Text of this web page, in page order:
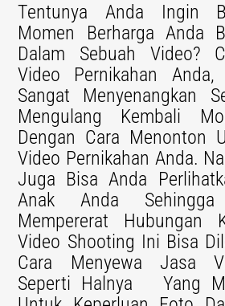
Tentunya Anda Ingin
Momen Berharga Anda
Dalam Sebuah Video?
Video Pernikahan Anda,
Sangat Menyenangkan
Mengulang Kembali
Dengan Cara Menonton
Video Pernikahan Anda.
Juga Bisa Anda
Anak Anda
Mempererat Hubungan
Video Shooting Ini Bisa
Cara Menyewa Jasa
Seperti Halnya Yang